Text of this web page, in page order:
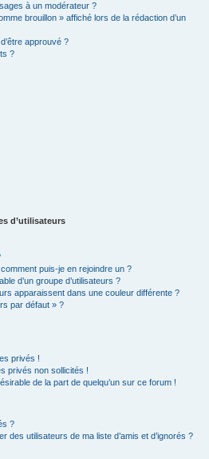
à un modérateur ?
brouillon » affiché lors de la rédaction d’un
approuvé ?
?
d’utilisateurs
puis-je en rejoindre un ?
d’un groupe d’utilisateurs ?
apparaissent dans une couleur différente ?
par défaut » ?
privés !
privés non sollicités !
de la part de quelqu’un sur ce forum !
?
des utilisateurs de ma liste d’amis et d’ignorés ?